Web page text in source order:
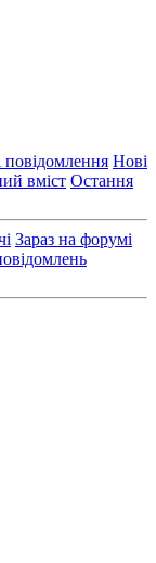
повідомлення Нові
вміст Остання
Зараз на форумі